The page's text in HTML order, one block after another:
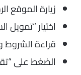
زيارة الموقع
اختيار “تمويل
قراءة الشروط
الضغط على